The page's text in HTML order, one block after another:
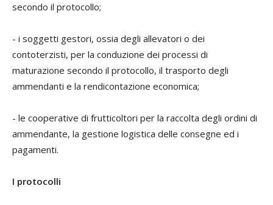
secondo il protocollo;
- i soggetti gestori, ossia degli allevatori o dei
contoterzisti, per la conduzione dei processi di
maturazione secondo il protocollo, il trasporto degli
ammendanti e la rendicontazione economica;
- le cooperative di frutticoltori per la raccolta degli ordini di
ammendante, la gestione logistica delle consegne ed i
pagamenti.
I protocolli